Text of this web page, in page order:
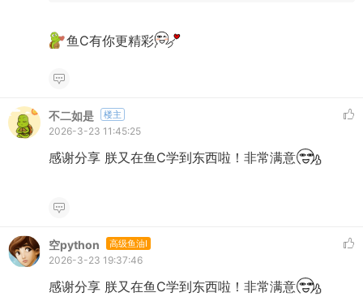
鱼C有你更精彩
不二如是 楼主
2026-3-23 11:45:25
感谢分享 朕又在鱼C学到东西啦！非常满意
空python 高级鱼油I
2026-3-23 19:37:46
感谢分享 朕又在鱼C学到东西啦！非常满意